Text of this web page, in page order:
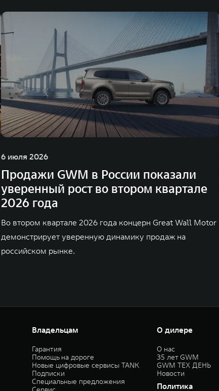
6 июля 2026
Продажи GWM в России показали
уверенный рост во втором квартале
2026 года
Во втором квартале 2026 года концерн Great Wall Motor
демонстрирует уверенную динамику продаж на
российском рынке.
Владельцам
Гарантия
Помощь на дороге
Новые цифровые сервисы TANK
Подписки
Специальные предложения
О дилере
О нас
35 лет GWM
GWM ТЕХ ДЕНЬ
Новости
Политика